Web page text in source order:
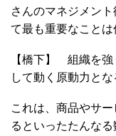
さんのマネジメン
て最も重要なことは
【橋下】 組織を強
して動く原動力と
これは、商品やサ
るといったたんな